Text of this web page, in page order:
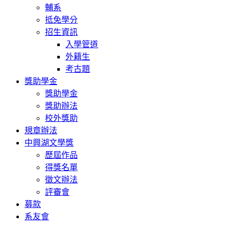
輔系
抵免學分
招生資訊
入學管道
外籍生
考古題
獎助學金
獎助學金
獎助辦法
校外獎助
規章辦法
中興湖文學獎
歷屆作品
得獎名單
徵文辦法
評審會
募款
系友會